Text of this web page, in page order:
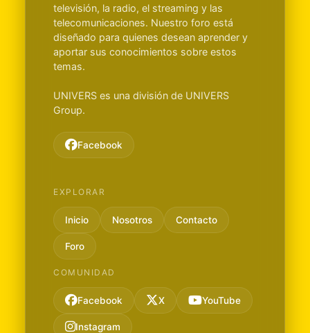
televisión, la radio, el streaming y las
telecomunicaciones. Nuestro foro está
diseñado para quienes desean aprender y
aportar sus conocimientos sobre estos
temas.
UNIVERS es una división de UNIVERS
Group.
Facebook
EXPLORAR
Inicio Nosotros Contacto
Foro
COMUNIDAD
Facebook X YouTube
Instagram